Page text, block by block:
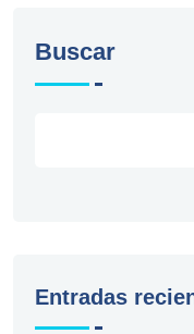
Buscar
Entradas